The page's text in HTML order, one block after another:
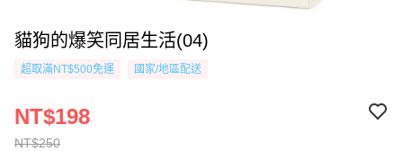
貓狗的爆笑同居生活(04)
超取滿NT$500免運 國家/地區配送
NT$250
NT$198